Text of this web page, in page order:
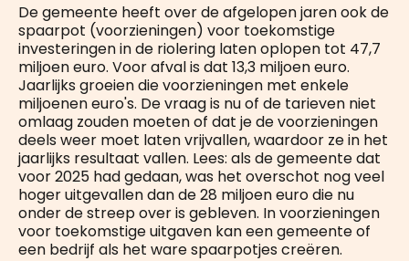
De gemeente heeft over de afgelopen jaren ook de
spaarpot (voorzieningen) voor toekomstige
investeringen in de riolering laten oplopen tot 47,7
miljoen euro. Voor afval is dat 13,3 miljoen euro.
Jaarlijks groeien die voorzieningen met enkele
miljoenen euro's. De vraag is nu of de tarieven niet
omlaag zouden moeten of dat je de voorzieningen
deels weer moet laten vrijvallen, waardoor ze in het
jaarlijks resultaat vallen. Lees: als de gemeente dat
voor 2025 had gedaan, was het overschot nog veel
hoger uitgevallen dan de 28 miljoen euro die nu
onder de streep over is gebleven. In voorzieningen
voor toekomstige uitgaven kan een gemeente of
een bedrijf als het ware spaarpotjes creëren.